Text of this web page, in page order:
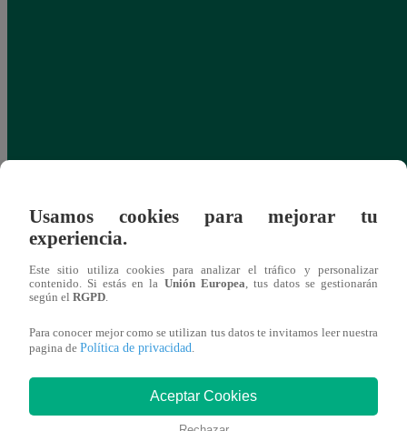
Usamos cookies para mejorar tu
experiencia.
Este sitio utiliza cookies para analizar el tráfico y personalizar
contenido. Si estás en la Unión Europea , tus datos se gestionarán
según el RGPD
Para conocer mejor como se utilizan tus datos te invitamos leer nuestra
pagina de Política de privacidad
Aceptar Cookies